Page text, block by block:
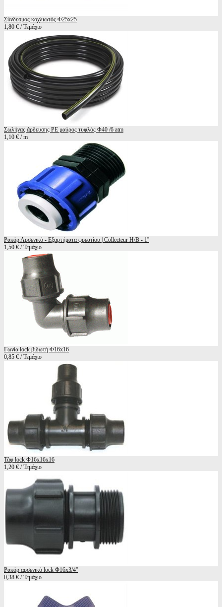
Σύνδεσμος κοχλιωτός Φ25x25
1,80 € / Τεμάχιο
Σωλήνας άρδευσης ΡΕ μαύρος τυφλός Φ40 /6 atm
1,10 € / m
Ρακόρ Αρσενικό - Εξαρτήματα φρεατίου | Collecteur H/B - 1''
1,50 € / Τεμάχιο
Γωνία lock βιδωτή Φ16x16
0,85 € / Τεμάχιο
Τάφ lock Φ16x16x16
1,20 € / Τεμάχιο
Ρακόρ αρσενικό lock Φ16x3/4''
0,38 € / Τεμάχιο